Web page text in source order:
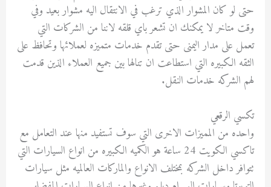
حتى لو كان المشوار الذي ترغب في الانتقال اليه مشوار بعيد وفي
وقت متاخر لا يمكنك ان تشعر باي قلقه لاننا من الشركات التي
تعمل على مدار اليمنى حتى تقدم خدمات متميزه لعملائها وتحافظ على
الثقه الكبيره التي استطاعت ان تنالها بين جميع العملاء الذين قدمت
لهم الشركه خدمات النقل.
تكسي الرقعي
واحده من المميزات الاخرى التي سوف تستفيد منها عند التعامل مع
تاكسي الكويت 24 ساعة هو الكميه الكبيره من انواع السيارات التي
تتوافر داخل الشركه بمختلف الانواع والماركات العالميه مثل سيارات